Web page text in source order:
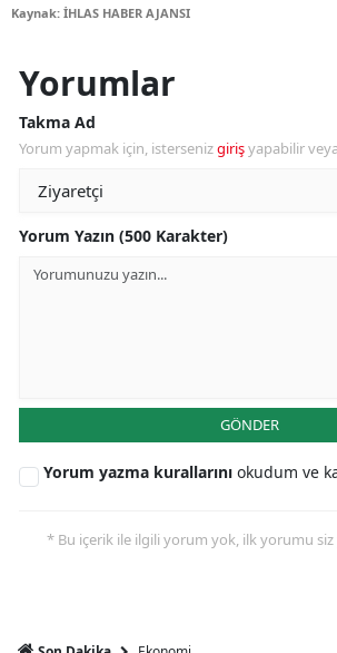
Kaynak: İHLAS HABER AJANSI
Yorumlar
Takma Ad
Yorum yapmak için, istersenizgirişyapabilir veya
Yorum Yazın (500 Karakter)
GÖNDER
Yorum yazma kurallarını okudum ve
* Bu içerik ile ilgili yorum yok, ilk yorumu siz